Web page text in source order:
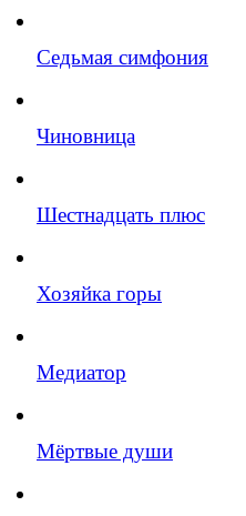
Седьмая симфония
Чиновница
Шестнадцать плюс
Хозяйка горы
Медиатор
Мёртвые души